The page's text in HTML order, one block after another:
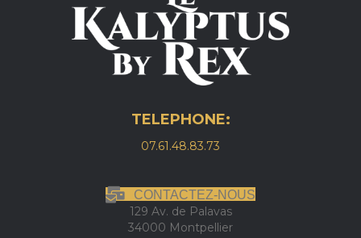
TELEPHONE:
07.61.48.83.73
CONTACTEZ-NOUS
129 Av. de Palavas
34000 Montpellier